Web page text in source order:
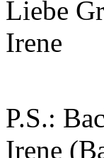
Liebe
Irene
P.S.:
Irene